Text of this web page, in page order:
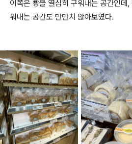
이쪽은 빵을 열심히 구워내는 공간인데
워내는 공간도 만만치 않아보였다.